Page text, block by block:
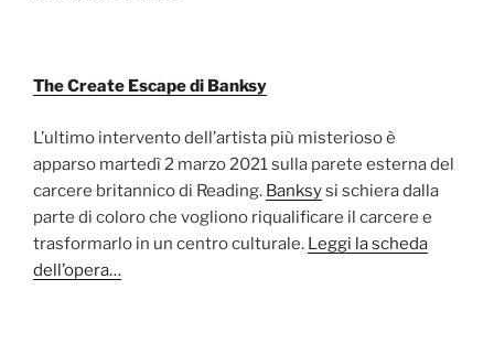
The Create Escape di Banksy
L’ultimo intervento dell’artista più misterioso è
apparso martedì 2 marzo 2021 sulla parete esterna del
carcere britannico di Reading. Banksysi schiera dalla
parte di coloro che vogliono riqualificare il carcere e
trasformarlo in un centro culturale. Leggi la scheda
dell’opera…